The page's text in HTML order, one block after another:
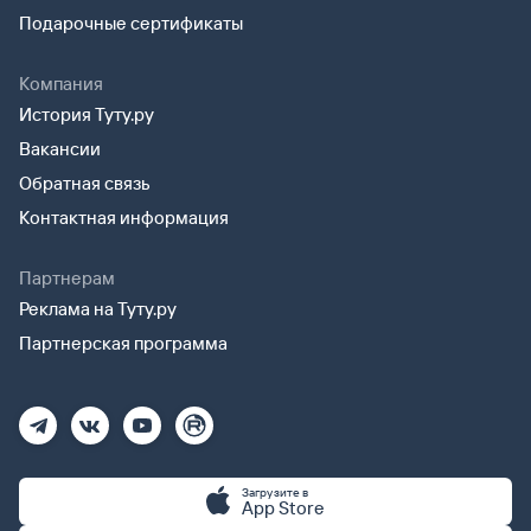
Подарочные сертификаты
Компания
История Туту.ру
Вакансии
Обратная связь
Контактная информация
Партнерам
Реклама на Туту.ру
Партнерская программа
Загрузите в
App Store